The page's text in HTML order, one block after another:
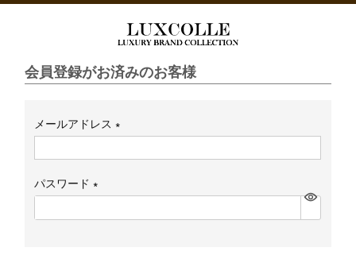
会員登録がお済みのお客様
メールアドレス
パスワード